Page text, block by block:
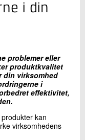
i din
problemer eller
produktkvalitet
din virksomhed
i
effektivitet,
kan
virksomhedens